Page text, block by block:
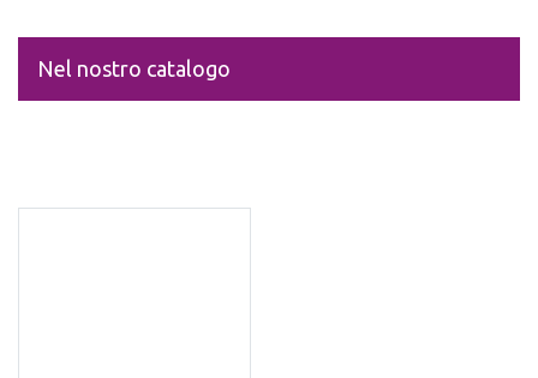
Nel nostro catalogo